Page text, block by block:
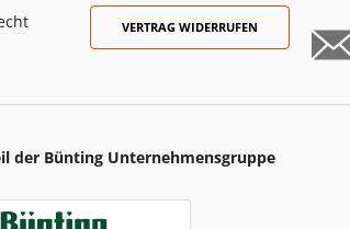
VERTRAG WIDERRUFEN
der Bünting Unternehmensgruppe